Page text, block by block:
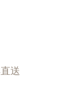
送